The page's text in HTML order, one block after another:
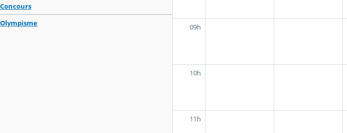
Concours
Olympisme
09h
10h
11h